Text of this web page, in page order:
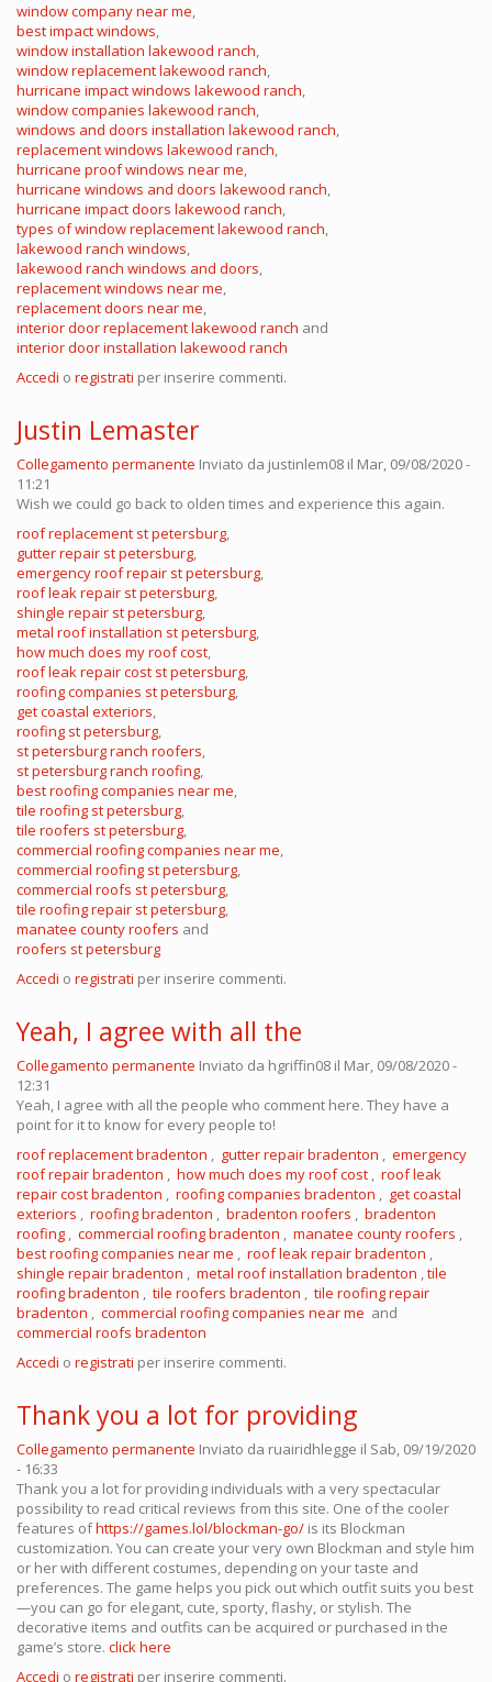
window company near me,
best impact windows,
window installation lakewood ranch,
window replacement lakewood ranch,
hurricane impact windows lakewood ranch,
window companies lakewood ranch,
windows and doors installation lakewood ranch,
replacement windows lakewood ranch,
hurricane proof windows near me,
hurricane windows and doors lakewood ranch,
hurricane impact doors lakewood ranch,
types of window replacement lakewood ranch,
lakewood ranch windows,
lakewood ranch windows and doors,
replacement windows near me,
replacement doors near me,
interior door replacement lakewood ranch and
interior door installation lakewood ranch
Accedi o registrati per inserire commenti.
Justin Lemaster
Collegamento permanente Inviato da justinlem08 il Mar, 09/08/2020 -
11:21
Wish we could go back to olden times and experience this again.
roof replacement st petersburg,
gutter repair st petersburg,
emergency roof repair st petersburg,
roof leak repair st petersburg,
shingle repair st petersburg,
metal roof installation st petersburg,
how much does my roof cost,
roof leak repair cost st petersburg,
roofing companies st petersburg,
get coastal exteriors,
roofing st petersburg,
st petersburg ranch roofers,
st petersburg ranch roofing,
best roofing companies near me,
tile roofing st petersburg,
tile roofers st petersburg,
commercial roofing companies near me,
commercial roofing st petersburg,
commercial roofs st petersburg,
tile roofing repair st petersburg,
manatee county roofers and
roofers st petersburg
Accedi o registrati per inserire commenti.
Yeah, I agree with all the
Collegamento permanente Inviato da hgriffin08 il Mar, 09/08/2020 -
12:31
Yeah, I agree with all the people who comment here. They have a
point for it to know for every people to!
roof replacement bradenton , gutter repair bradenton , emergency
roof repair bradenton , how much does my roof cost , roof leak
repair cost bradenton , roofing companies bradenton , get coastal
exteriors , roofing bradenton , bradenton roofers , bradenton
roofing , commercial roofing bradenton , manatee county roofers ,
best roofing companies near me , roof leak repair bradenton ,
shingle repair bradenton , metal roof installation bradenton ,tile
roofing bradenton , tile roofers bradenton , tile roofing repair
bradenton , commercial roofingcompanies near me and
commercial roofs bradenton
Accedi o registrati per inserire commenti.
Thank you a lot for providing
Collegamento permanente Inviato da ruairidhlegge il Sab, 09/19/2020
- 16:33
Thank you a lot for providing individuals with a very spectacular
possibility to read critical reviews from this site. One of the cooler
features ofhttps://games.lol/blockman-go/ is its Blockman
customization. You can create your very own Blockman and style him
or her with different costumes, depending on your taste and
preferences. The game helps you pick out which outfit suits you best
—you can go for elegant, cute, sporty, flashy, or stylish. The
decorative items and outfits can be acquired or purchased in the
game’s store. click here
Accedi o registrati per inserire commenti.